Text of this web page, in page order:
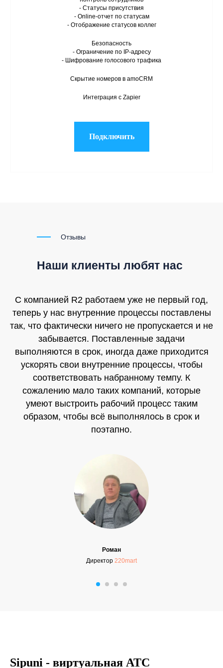
- Статусы присутствия
- Online-отчет по статусам
- Отображение статусов коллег
Безопасность
- Ограничение по IP-адресу
- Шифрование голосового трафика
Скрытие номеров в amoCRM
Интеграция с Zapier
Подключить
Отзывы
Наши клиенты любят нас
С компанией R2 работаем уже не первый год,
теперь у нас внутренние процессы поставлены
так, что фактически ничего не пропускается и не
забывается. Поставленные задачи
выполняются в срок, иногда даже приходится
ускорять свои внутренние процессы, чтобы
соответствовать набранному темпу. К
сожалению мало таких компаний, которые
умеют выстроить рабочий процесс таким
образом, чтобы всё выполнялось в срок и
поэтапно.
Роман
Директор 220mart
Sipuni - виртуальная АТС